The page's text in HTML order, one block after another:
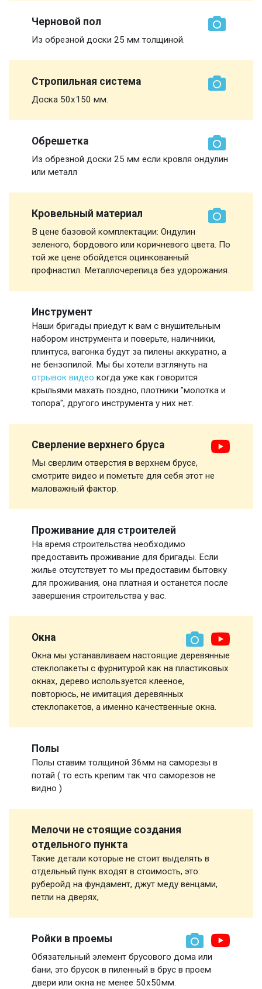
Черновой пол
Из обрезной доски 25 мм толщиной.
Стропильная система
Доска 50х150 мм.
Обрешетка
Из обрезной доски 25 мм если кровля ондулин
или металл
Кровельный материал
В цене базовой комплектации: Ондулин
зеленого, бордового или коричневого цвета. По
той же цене обойдется оцинкованный
профнастил. Металлочерепица без удорожания.
Инструмент
Наши бригады приедут к вам с внушительным
набором инструмента и поверьте, наличники,
плинтуса, вагонка будут за пилены аккуратно, а
не бензопилой. Мы бы хотели взглянуть на
отрывок видео когда уже как говорится
крыльями махать поздно, плотники "молотка и
топора", другого инструмента у них нет.
Сверление верхнего бруса
Мы сверлим отверстия в верхнем брусе,
смотрите видео и пометьте для себя этот не
маловажный фактор.
Проживание для строителей
На время строительства необходимо
предоставить проживание для бригады. Если
жилье отсутствует то мы предоставим бытовку
для проживания, она платная и останется после
завершения строительства у вас.
Окна
Окна мы устанавливаем настоящие деревянные
стеклопакеты с фурнитурой как на пластиковых
окнах, дерево используется клееное,
повторюсь, не имитация деревянных
стеклопакетов, а именно качественные окна.
Полы
Полы ставим толщиной 36мм на саморезы в
потай ( то есть крепим так что саморезов не
видно )
Мелочи не стоящие создания
отдельного пункта
Такие детали которые не стоит выделять в
отдельный пунк входят в стоимость, это:
руберойд на фундамент, джут меду венцами,
петли на дверях,
Ройки в проемы
Обязательный элемент брусового дома или
бани, это брусок в пиленный в брус в проем
двери или окна не менее 50х50мм.